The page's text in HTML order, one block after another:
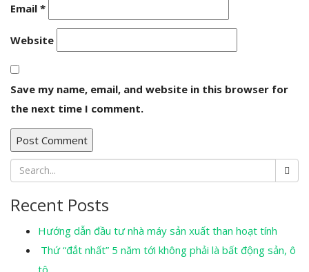
Email *
Website
Save my name, email, and website in this browser for
the next time I comment.
Recent Posts
Hướng dẫn đầu tư nhà máy sản xuất than hoạt tính
Thứ “đắt nhất” 5 năm tới không phải là bất động sản, ô
tô